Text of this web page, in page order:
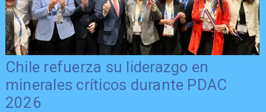
Chile refuerza su liderazgo en
minerales críticos durante PDAC
2026